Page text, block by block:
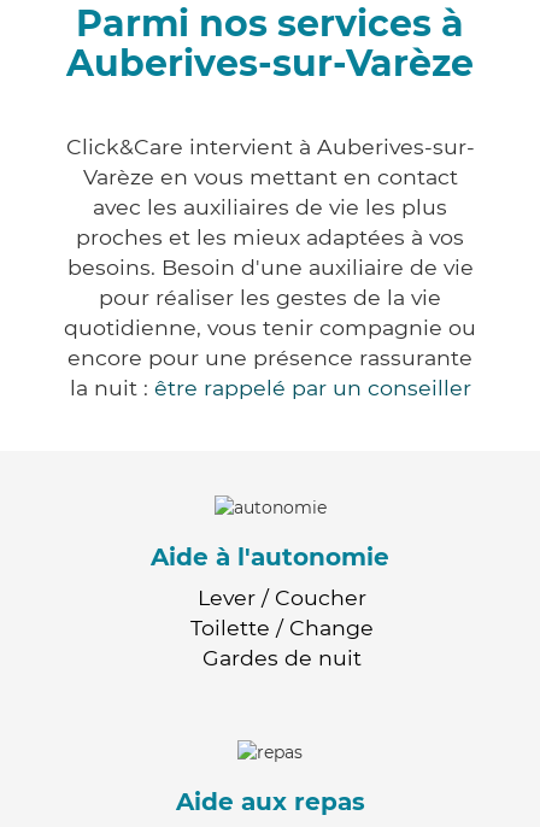
Parmi nos services à
Auberives-sur-Varèze
Click&Care intervient à Auberives-sur-
Varèze en vous mettant en contact
avec les auxiliaires de vie les plus
proches et les mieux adaptées à vos
besoins. Besoin d'une auxiliaire de vie
pour réaliser les gestes de la vie
quotidienne, vous tenir compagnie ou
encore pour une présence rassurante
la nuit : être rappelé par un conseiller
Aide à l'autonomie
Lever / Coucher
Toilette / Change
Gardes de nuit
Aide aux repas